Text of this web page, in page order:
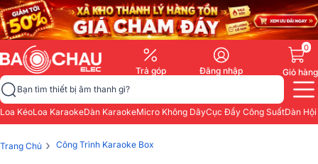
Trả góp Đăng nhập
0
Giỏ hàng
Bạn tìm thiết bị âm thanh gì?
Loa KéoLoa KaraokeDàn KaraokeMicro Không DâyCục Đẩy Công SuấtDàn
Trang Chủ › Công Trình Karaoke Box